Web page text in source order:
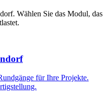
Wählen Sie das Modul, das
für Ihre Projekte.